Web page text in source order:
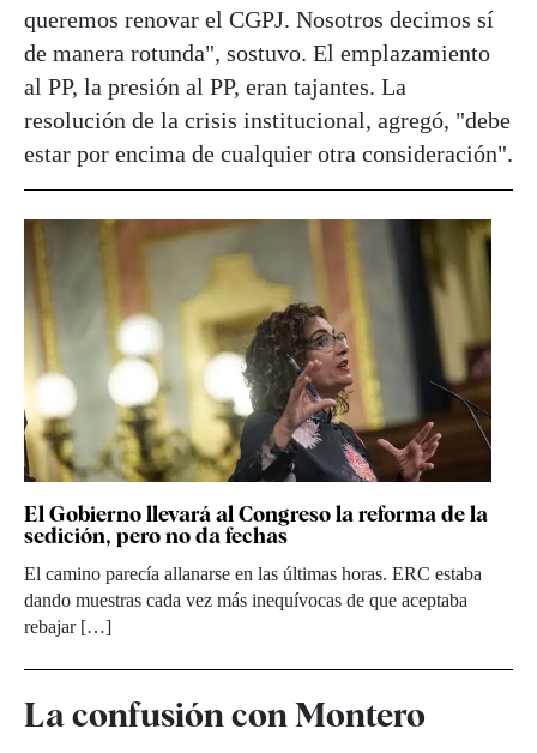
queremos renovar el CGPJ. Nosotros decimos sí
de manera rotunda", sostuvo. El emplazamiento
al PP, la presión al PP, eran tajantes. La
resolución de la crisis institucional, agregó, "debe
estar por encima de cualquier otra consideración".
El Gobierno llevará al Congreso la reforma de la
sedición, pero no da fechas
El camino parecía allanarse en las últimas horas. ERC estaba
dando muestras cada vez más inequívocas de que aceptaba
rebajar […]
La confusión con Montero